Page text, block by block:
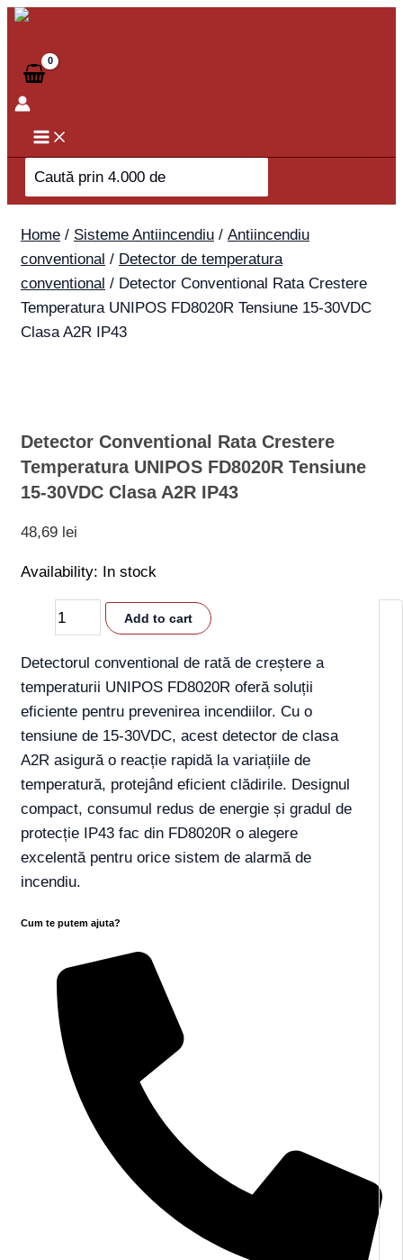
Skip
content
Search
for:
Home / Sisteme Antiincendiu / Antiincendiu
conventional / Detector de temperatura
conventional / Detector Conventional Rata Crestere
Temperatura UNIPOS FD8020R Tensiune 15-30VDC
Clasa A2R IP43
Detector Conventional Rata Crestere
Temperatura UNIPOS FD8020R Tensiune
15-30VDC Clasa A2R IP43
48,69 lei
Availability: In stock
Detector
Rata
Crestere
Temperatura
UNIPOS
FD8020R
Tensiune
15-
30VDC
Clasa
A2R
IP43
quantity
Add to cart
Detectorul conventional de rată de creștere a
temperaturii UNIPOS FD8020R oferă soluții
eficiente pentru prevenirea incendiilor. Cu o
tensiune de 15-30VDC, acest detector de clasa
A2R asigură o reacție rapidă la variațiile de
temperatură, protejând eficient clădirile. Designul
compact, consumul redus de energie și gradul de
protecție IP43 fac din FD8020R o alegere
excelentă pentru orice sistem de alarmă de
incendiu.
Cum te putem ajuta?